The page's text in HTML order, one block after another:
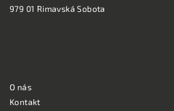
979 01 Rimavská Sobota
O nás
Kontakt